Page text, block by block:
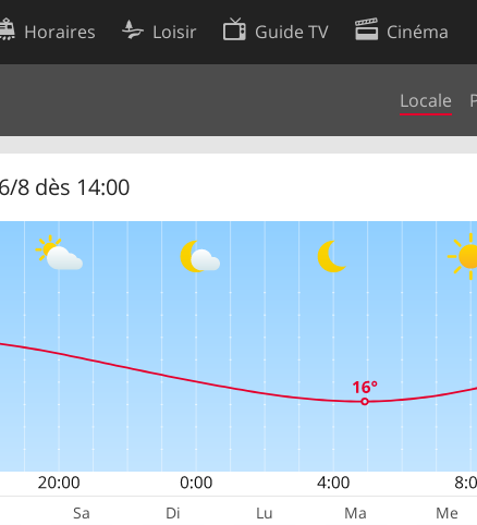
Horaires Loisir Guide TV Cinéma
Locale
8 dès 14:00
Sa Di Lu Ma Me
Préférences de cookies